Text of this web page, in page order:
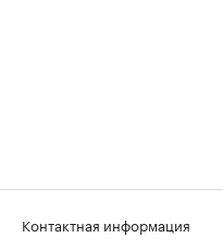
Контактная информация